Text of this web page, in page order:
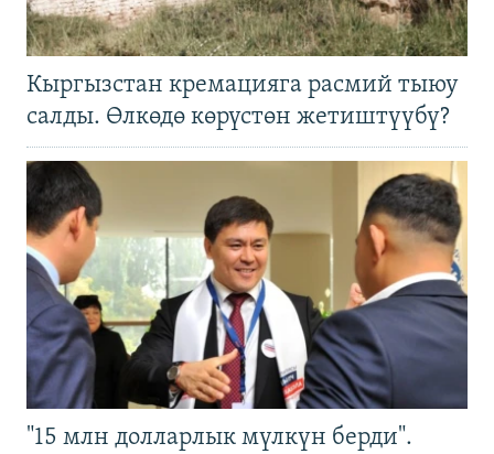
Кыргызстан кремацияга расмий тыюу
салды. Өлкөдө көрүстөн жетиштүүбү?
"15 млн долларлык мүлкүн берди".